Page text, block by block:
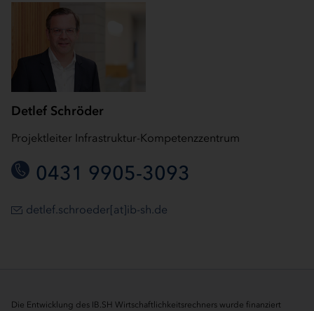
Detlef Schröder
Projektleiter Infrastruktur-Kompetenzzentrum
0431 9905-3093
detlef.schroeder[at]ib-sh.de
Die Entwicklung des IB.SH Wirtschaftlichkeitsrechners wurde finanziert